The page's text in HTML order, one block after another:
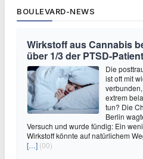
BOULEVARD-NEWS
Wirkstoff aus Cannabis
über 1/3 der PTSD-
Die
ist oft mit
extrem
tun? Die
Berlin
Versuch und wurde fündig: Ein
Wirkstoff könnte auf natürlichem
[…] (00)